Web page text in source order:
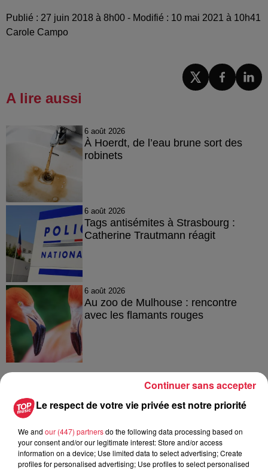
Publié : 27 juin 2018 à 8h00 - Modifié : 10 mai 2021 à 10h41
Carole Campo
A lire aussi
6 août 2026
À Hoerdt, de l’eau brune sort des
robinets
6 août 2026
Tags antisémites à Strasbourg :
Catherine Trautmann réagit
6 août 2026
Au zoo de Mulhouse : rencontre
avec les flamants rouges
À découvrir également
Le respect de votre vie privée est notre priorité
We and our (447) partnersdo the following data processing based on
your consent and/or our legitimate interest: Store and/or access
information on a device; Use limited data to select advertising; Create
profiles for personalised advertising; Use profiles to select personalised
Continuer sans accepter